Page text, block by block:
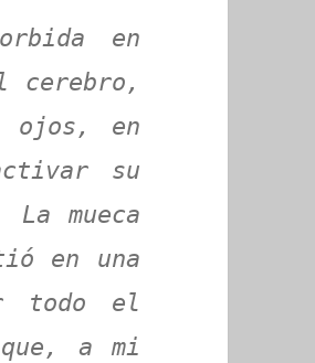
en
cerebro,
ojos, en
su
mueca
en una
todo el
a mi